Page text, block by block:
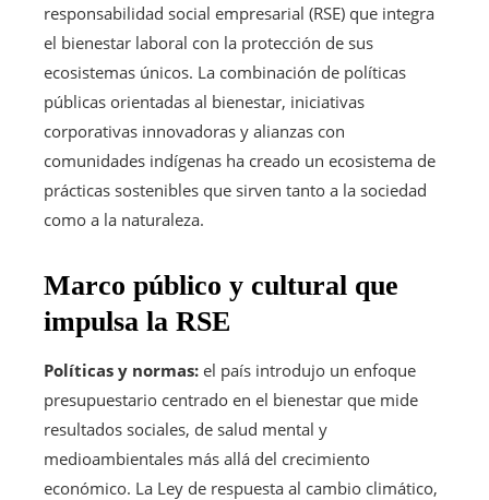
responsabilidad social empresarial (RSE) que integra
el bienestar laboral con la protección de sus
ecosistemas únicos. La combinación de políticas
públicas orientadas al bienestar, iniciativas
corporativas innovadoras y alianzas con
comunidades indígenas ha creado un ecosistema de
prácticas sostenibles que sirven tanto a la sociedad
como a la naturaleza.
Marco público y cultural que
impulsa la RSE
Políticas y normas: el país introdujo un enfoque
presupuestario centrado en el bienestar que mide
resultados sociales, de salud mental y
medioambientales más allá del crecimiento
económico. La Ley de respuesta al cambio climático,